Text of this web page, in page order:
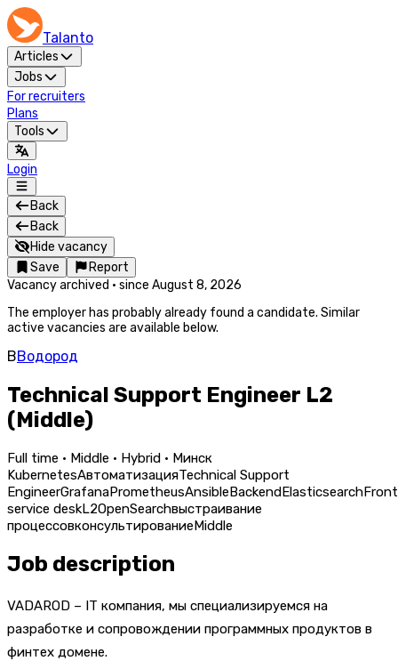
Talanto
Articles
Jobs
For recruiters
Plans
Tools
Login
Back
Back
Hide vacancy
Save
Report
Vacancy archived · since August 8, 2026
The employer has probably already found a candidate. Similar
active vacancies are available below.
ВВодород
Technical Support Engineer L2
(Middle)
Full time · Middle · Hybrid · Минск
KubernetesАвтоматизацияTechnical Support
EngineerGrafanaPrometheusAnsibleBackendElasticsearch
service deskL2OpenSearchвыстраивание
процессовконсультированиеMiddle
Job description
VADAROD – IT компания, мы специализируемся на
разработке и сопровождении программных продуктов в
финтех домене.